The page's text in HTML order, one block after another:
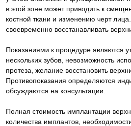
в этой зоне может приводить к
костной ткани и изменению черт
своевременно восстанавливать
Показаниями к процедуре являются
нескольких зубов, невозможность
протеза, желание восстановить
Противопоказания определяются
обсуждаются на консультации.
Полная стоимость имплантации
количества имплантов,